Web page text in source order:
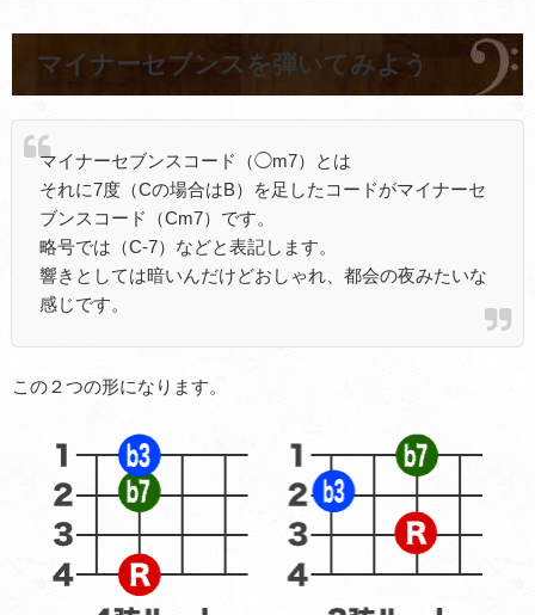
マイナーセブンスを弾いてみよう
マイナーセブンスコード（◯m7）とは
それに7度（Cの場合はB）を足したコードがマイナーセ
ブンスコード（Cm7）です。
略号では（C-7）などと表記します。
響きとしては暗いんだけどおしゃれ、都会の夜みたいな
感じです。
この２つの形になります。